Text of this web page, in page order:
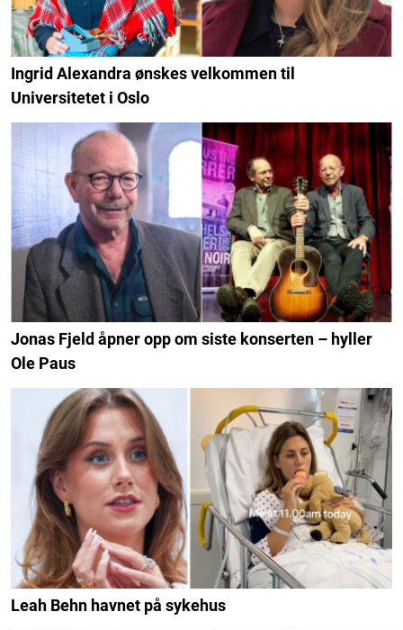
Ingrid Alexandra ønskes velkommen til
Universitetet i Oslo
Jonas Fjeld åpner opp om siste konserten – hyller
Ole Paus
Leah Behn havnet på sykehus